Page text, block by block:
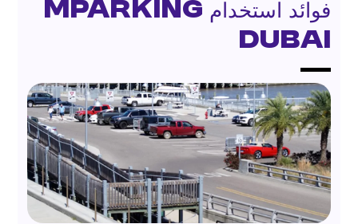
فوائد استخدام mParking
Dubai